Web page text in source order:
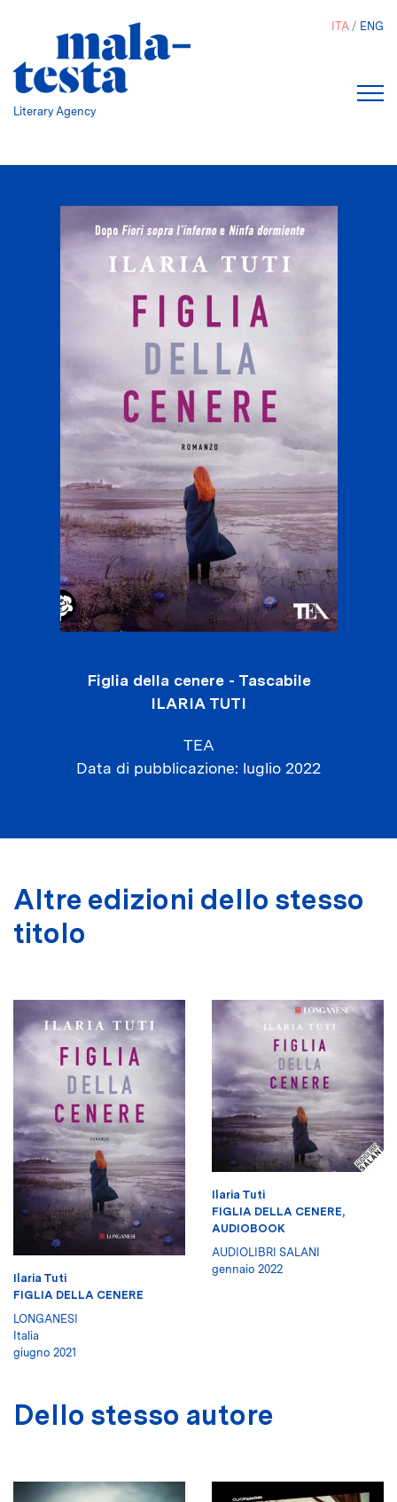
Literary Agency
ITA ENG
Figlia della cenere - Tascabile
ILARIA TUTI
TEA
Data di pubblicazione luglio 2022
Altre edizioni dello stesso
titolo
Ilaria Tuti
FIGLIA DELLA CENERE
LONGANESI
Italia
giugno 2021
Ilaria Tuti
FIGLIA DELLA CENERE,
AUDIOBOOK
AUDIOLIBRI SALANI
gennaio 2022
Dello stesso autore